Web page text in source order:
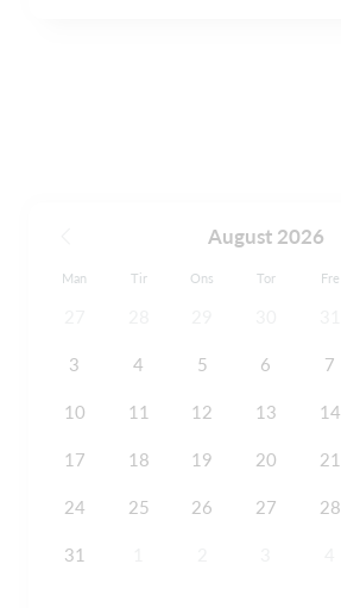
August 2026
Man Tir Ons Tor Fre
3 4 5 6 7
10 11 12 13 14
17 18 19 20 21
24 25 26 27 28
31